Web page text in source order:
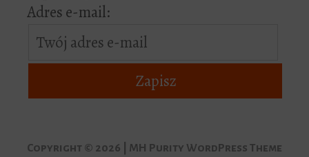
Adres e-mail:
Copyright © 2026 | MH Purity WordPress Theme